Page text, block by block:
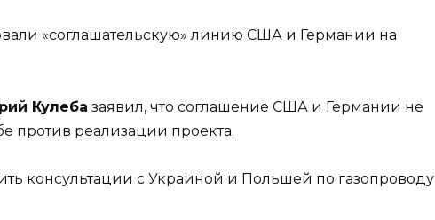
«соглашательскую» линию США и Германии на
Кулеба заявил, что соглашение США и Германии не
против реализации проекта.
консультации с Украиной и Польшей по газопроводу